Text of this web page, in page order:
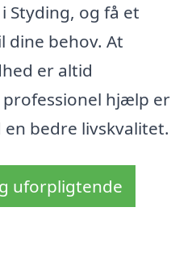
Styding, og få et
dine behov. At
er altid
hjælp er
bedre livskvalitet.
uforpligtende